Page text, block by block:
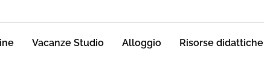
Vacanze Studio Alloggio Risorse didattiche